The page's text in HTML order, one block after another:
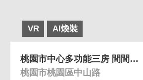
VR AI煥裝
桃園市中心多功能三房 間間採光通風 有平車
桃園市桃園區中山路